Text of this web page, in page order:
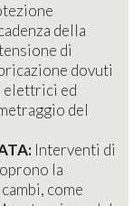
della
di
dovuti
elettrici ed
del
Interventi di
la
come